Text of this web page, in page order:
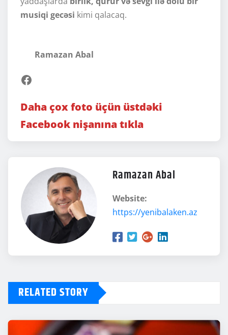
musiqi gecəsi kimi qalacaq.
Ramazan Abal
Facebook
Daha çox foto üçün üstdəki
Facebook nişanına tıkla
Ramazan Abal
Website:
https://yenibalaken.az
RELATED STORY